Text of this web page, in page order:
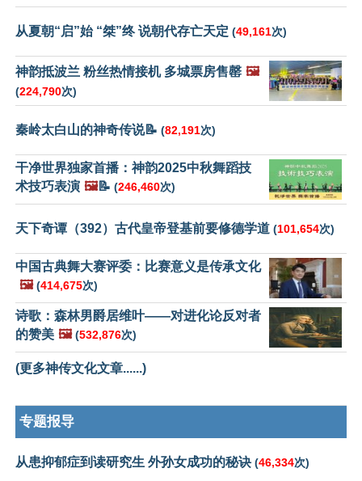
从夏朝“启”始 “桀”终 说朝代存亡天定 (49,161次)
神韵抵波兰 粉丝热情接机 多城票房售罄 🖼️
(224,790次)
秦岭太白山的神奇传说📝 (82,191次)
干净世界独家首播：神韵2025中秋舞蹈技
术技巧表演 🖼️📝 (246,460次)
天下奇谭（392）古代皇帝登基前要修德学道 (101,654次)
中国古典舞大赛评委：比赛意义是传承文化
🖼️ (414,675次)
诗歌：森林男爵居维叶——对进化论反对者
的赞美 🖼️ (532,876次)
(更多神传文化文章......)
专题报导
从患抑郁症到读研究生 外孙女成功的秘诀 (46,334次)